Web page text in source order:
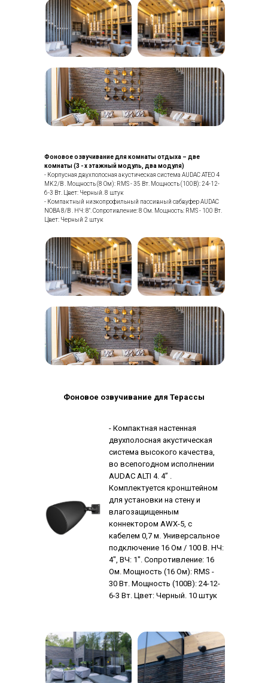
Фоновое озвучивание для комнаты отдыха – две
комнаты (3 - х этажный модуль, два модуля)
- Корпусная двухполосная акустическая система AUDAC ATEO 4
MK2/B . Мощность (8 Ом): RMS - 35 Вт. Мощность (100В): 24-12-
6-3 Вт. Цвет: Черный. 8 штук
- Компактный низкопрофильный пассивный сабвуфер AUDAC
NOBA 8/B . НЧ: 8". Сопротивление: 8 Ом. Мощность: RMS - 100 Вт.
Цвет: Черный 2 штук
Фоновое озвучивание для Терассы
- Компактная настенная
двухполосная акустическая
система высокого качества,
во всепогодном исполнении
AUDAC ALTI 4. 4” .
Комплектуется кронштейном
для установки на стену и
влагозащищенным
коннектором AWX-5, с
кабелем 0,7 м. Универсальное
подключение 16 Ом / 100 В. НЧ:
4", ВЧ: 1". Сопротивление: 16
Ом. Мощность (16 Ом): RMS -
30 Вт. Мощность (100В): 24-12-
6-3 Вт. Цвет: Черный. 10 штук